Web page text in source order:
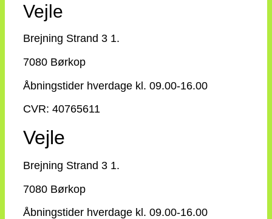
Vejle
Brejning Strand 3 1.
7080 Børkop
Åbningstider hverdage kl. 09.00-16.00
CVR: 40765611
Vejle
Brejning Strand 3 1.
7080 Børkop
Åbningstider hverdage kl. 09.00-16.00